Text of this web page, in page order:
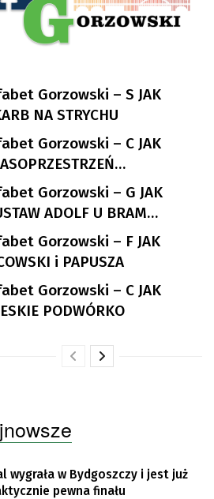
Gorzowski – S JAK
NA STRYCHU
Gorzowski – C JAK
Gorzowski – G JAK
ADOLF U BRAM
Gorzowski – F JAK
i PAPUSZA
Gorzowski – C JAK
PODWÓRKO
wygrała w Bydgoszczy i jest już
pewna finału